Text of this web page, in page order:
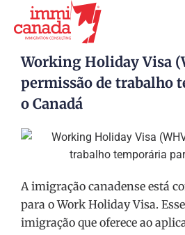
Working Holiday Visa
permissão de trabalho
o Canadá
A imigração canadense está
para o Work Holiday Visa.
imigração que oferece ao